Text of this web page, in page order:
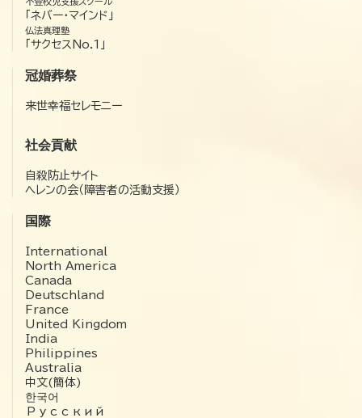
「ネバー・マインド」
仏法真理塾
「サクセスNo.1」
冠婚葬祭
来世幸福セレモニー
社会貢献
自殺防止サイト
ヘレンの会（障害者の活動支援）
国際
International
North America
Canada
Deutschland
France
United Kingdom
India
Philippines
Australia
中文(簡体)
한국어
Русский